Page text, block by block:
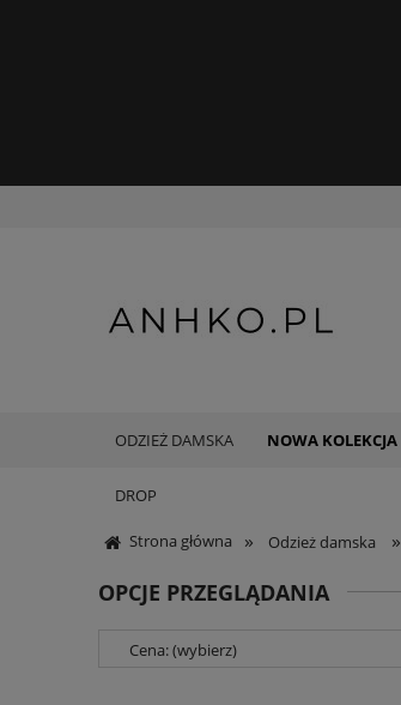
ODZIEŻ DAMSKA NOWA KOLEKCJA
DROP
Strona główna » Odzież damska »
OPCJE PRZEGLĄDANIA
Cena: (wybierz)